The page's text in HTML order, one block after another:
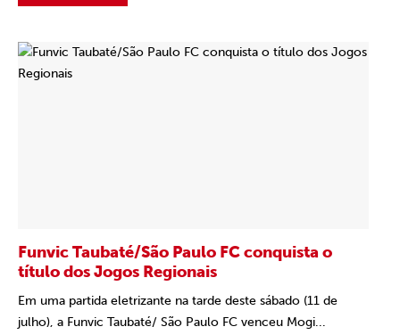
Funvic Taubaté/São Paulo FC conquista o
título dos Jogos Regionais
Em uma partida eletrizante na tarde deste sábado (11 de
julho), a Funvic Taubaté/ São Paulo FC venceu Mogi...